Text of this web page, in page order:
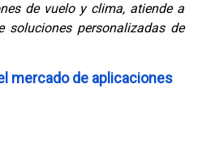
de vuelo y clima, atiende a
soluciones personalizadas de
mercado de aplicaciones